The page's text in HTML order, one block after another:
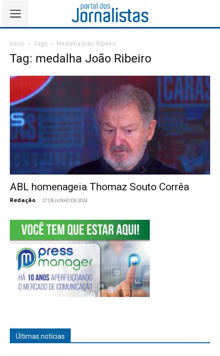
Início Tags Medalha João Ribeiro
Tag: medalha João Ribeiro
ABL homenageia Thomaz Souto Corrêa
Redação - 27 DE JUNHO DE 2024
Últimas notícias